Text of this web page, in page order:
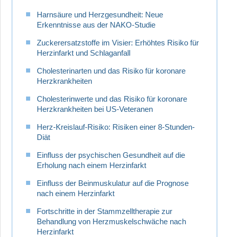
Harnsäure und Herzgesundheit: Neue
Erkenntnisse aus der NAKO-Studie
Zuckerersatzstoffe im Visier: Erhöhtes Risiko für
Herzinfarkt und Schlaganfall
Cholesterinarten und das Risiko für koronare
Herzkrankheiten
Cholesterinwerte und das Risiko für koronare
Herzkrankheiten bei US-Veteranen
Herz-Kreislauf-Risiko: Risiken einer 8-Stunden-
Diät
Einfluss der psychischen Gesundheit auf die
Erholung nach einem Herzinfarkt
Einfluss der Beinmuskulatur auf die Prognose
nach einem Herzinfarkt
Fortschritte in der Stammzelltherapie zur
Behandlung von Herzmuskelschwäche nach
Herzinfarkt